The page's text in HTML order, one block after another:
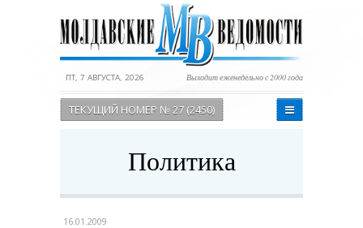
ПТ, 7 АВГУСТА, 2026 Выходит еженедельно с 2000 года
ТЕКУЩИЙ НОМЕР № 27 (2450)
Политика
16.01.2009